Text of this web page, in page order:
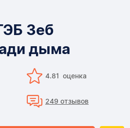
Зеб
дыма
4.81 оценка
249 отзывов